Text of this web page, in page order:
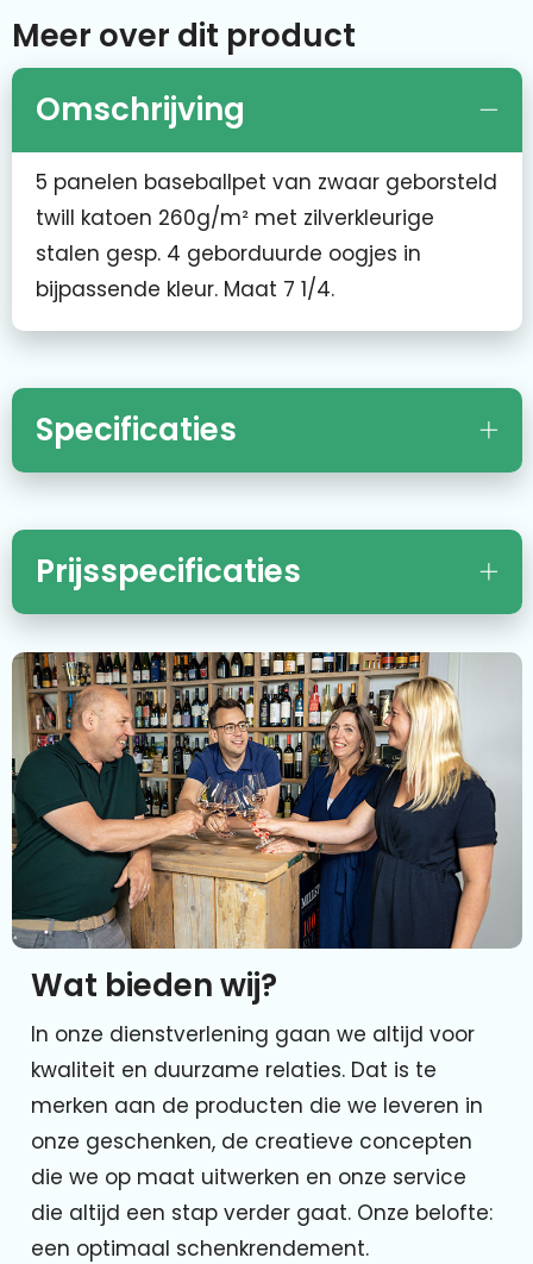
Meer over dit product
Omschrijving
5 panelen baseballpet van zwaar geborsteld
twill katoen 260g/m² met zilverkleurige
stalen gesp. 4 geborduurde oogjes in
bijpassende kleur. Maat 7 1/4.
Specificaties
Prijsspecificaties
Wat bieden wij?
In onze dienstverlening gaan we altijd voor
kwaliteit en duurzame relaties. Dat is te
merken aan de producten die we leveren in
onze geschenken, de creatieve concepten
die we op maat uitwerken en onze service
die altijd een stap verder gaat. Onze belofte:
een optimaal schenkrendement.